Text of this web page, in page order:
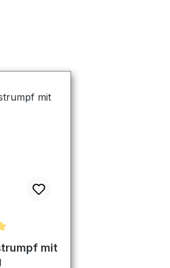
Bewertung von 5 von 5 Sternen
mit